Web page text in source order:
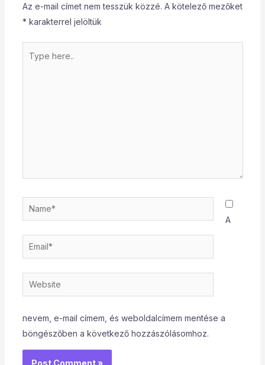
Az e-mail címet nem tesszük közzé. A kötelező mezőket
* karakterrel jelöltük
here..
Name*
Email*
Website
A
nevem, e-mail címem, és weboldalcímem mentése a
böngészőben a következő hozzászólásomhoz.